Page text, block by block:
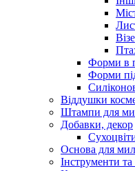
Форми в
Форми
Віддушки
Штампи для
Добавки, декор
Основа для
Інструменти та